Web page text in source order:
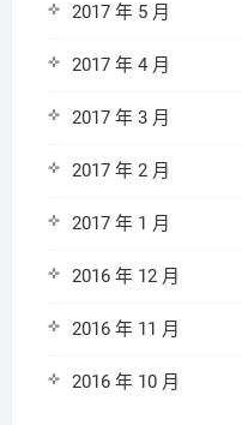
2017 年 5 月
2017 年 4 月
2017 年 3 月
2017 年 2 月
2017 年 1 月
2016 年 12 月
2016 年 11 月
2016 年 10 月